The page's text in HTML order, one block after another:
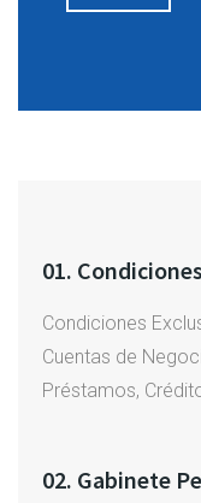
01.
Condiciones
Cuentas de
Préstamos,
02. Gabinete